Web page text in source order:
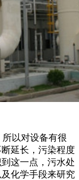
以对设备有很
延长，污染程度
这一点，污水处
化学手段来研究